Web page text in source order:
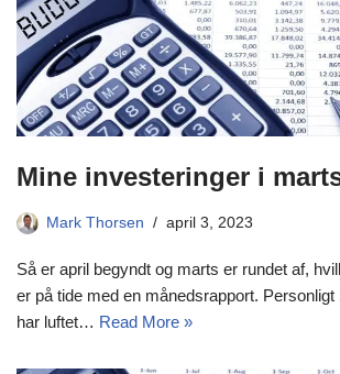
Mine investeringer i
Mark Thorsen april 3, 2023
Så er april begyndt og marts er rundet af,
er på tide med en månedsrapport. Personligt
har luftet… Read More »